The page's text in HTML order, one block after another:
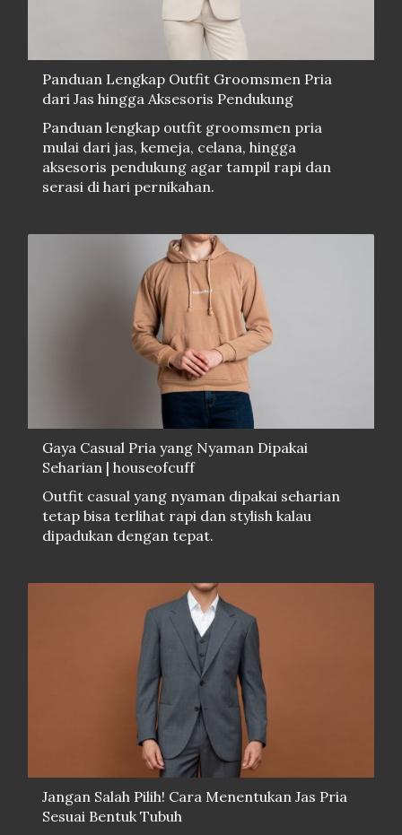
Panduan Lengkap Outfit Groomsmen Pria
dari Jas hingga Aksesoris Pendukung
Panduan lengkap outfit groomsmen pria
mulai dari jas, kemeja, celana, hingga
aksesoris pendukung agar tampil rapi dan
serasi di hari pernikahan.
Gaya Casual Pria yang Nyaman Dipakai
Seharian | houseofcuff
Outfit casual yang nyaman dipakai seharian
tetap bisa terlihat rapi dan stylish kalau
dipadukan dengan tepat.
Jangan Salah Pilih! Cara Menentukan Jas Pria
Sesuai Bentuk Tubuh